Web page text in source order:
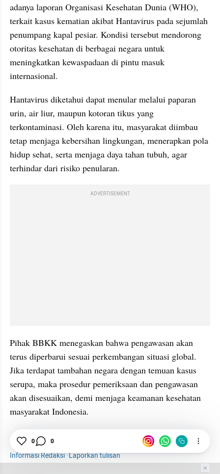
adanya laporan Organisasi Kesehatan Dunia (WHO),
terkait kasus kematian akibat Hantavirus pada sejumlah
penumpang kapal pesiar. Kondisi tersebut mendorong
otoritas kesehatan di berbagai negara untuk
meningkatkan kewaspadaan di pintu masuk
internasional.
Hantavirus diketahui dapat menular melalui paparan
urin, air liur, maupun kotoran tikus yang
terkontaminasi. Oleh karena itu, masyarakat diimbau
tetap menjaga kebersihan lingkungan, menerapkan pola
hidup sehat, serta menjaga daya tahan tubuh, agar
terhindar dari risiko penularan.
ADVERTISEMENT
Pihak BBKK menegaskan bahwa pengawasan akan
terus diperbarui sesuai perkembangan situasi global.
Jika terdapat tambahan negara dengan temuan kasus
serupa, maka prosedur pemeriksaan dan pengawasan
akan disesuaikan, demi menjaga keamanan kesehatan
masyarakat Indonesia.
Travel Bandara Soetta
Hantavirus
Informasi Redaksi·Laporkan tulisan
0 0